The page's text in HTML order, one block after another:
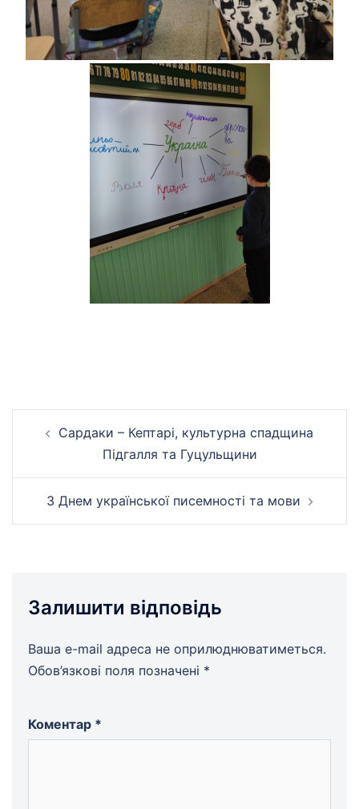
Сардаки – Кептарі, культурна спадщина
Підгалля та Гуцульщини
З Днем української писемності та мови
Залишити відповідь
Ваша e-mail адреса не оприлюднюватиметься.
Обов’язкові поля позначені *
Коментар *